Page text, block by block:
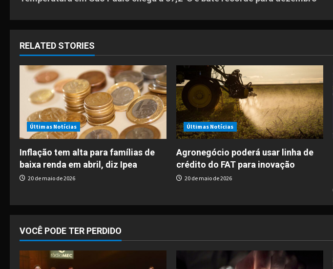
s
t
n
g
a
i
o
n
RELATED STORIES
Últimas Notícias
Inflação tem alta para famílias de
baixa renda em abril, diz Ipea
20 de maio de 2026
Últimas Notícias
Agronegócio poderá usar linha de
crédito do FAT para inovação
20 de maio de 2026
VOCÊ PODE TER PERDIDO